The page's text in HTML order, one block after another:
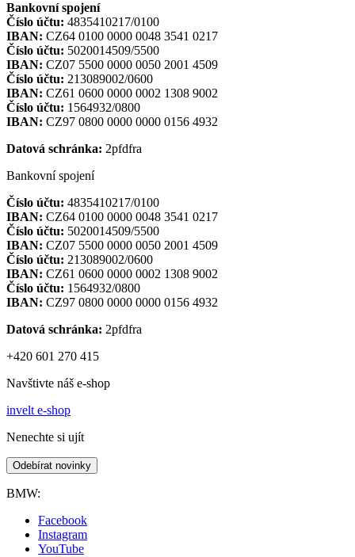
Bankovní spojení
Číslo účtu: 4835410217/0100
IBAN: CZ64 0100 0000 0048 3541 0217
Číslo účtu: 5020014509/5500
IBAN: CZ07 5500 0000 0050 2001 4509
Číslo účtu: 213089002/0600
IBAN: CZ61 0600 0000 0002 1308 9002
Číslo účtu: 1564932/0800
IBAN: CZ97 0800 0000 0000 0156 4932
Datová schránka: 2pfdfra
Bankovní spojení
Číslo účtu: 4835410217/0100
IBAN: CZ64 0100 0000 0048 3541 0217
Číslo účtu: 5020014509/5500
IBAN: CZ07 5500 0000 0050 2001 4509
Číslo účtu: 213089002/0600
IBAN: CZ61 0600 0000 0002 1308 9002
Číslo účtu: 1564932/0800
IBAN: CZ97 0800 0000 0000 0156 4932
Datová schránka: 2pfdfra
+420 601 270 415
Navštivte náš e-shop
invelt e-shop
Nenechte si ujít
Odebírat novinky
BMW:
Facebook
Instagram
YouTube